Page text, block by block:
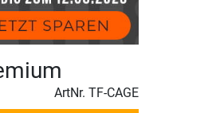
ArtNr. TF-CAGE